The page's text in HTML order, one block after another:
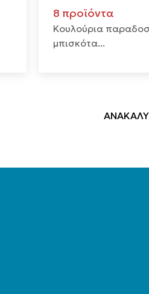
8 προϊόντα
Κουλούρια
μπισκότα...